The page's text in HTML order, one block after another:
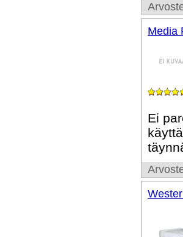
Media
Ei